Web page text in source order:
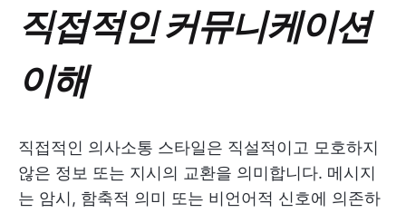
직접적인 커뮤니케이션
이해
직접적인 의사소통 스타일은 직설적이고 모호하지
않은 정보 또는 지시의 교환을 의미합니다. 메시지
는 암시, 함축적 의미 또는 비언어적 신호에 의존하